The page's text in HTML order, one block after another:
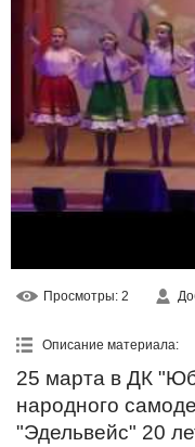
Просмотры: 2
Описание материала:
25 марта в ДК
народного
"Эдельвейс" 20